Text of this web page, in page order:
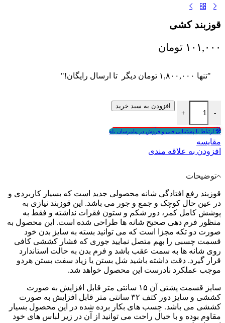
قوزبند کشی
۱۰۱,۰۰۰ تومان
"تنها ۱,۸۰۰,۰۰۰ تومان دیگر تا ارسال رایگان!"
-
قوزبند کشی عدد
+
افزودن به سبد خرید
🎁انتخاب هدیه در سبد خرید بالای ۵۰۰,۰۰۰ تومان
🛠 ارتباط با پشتیبانی فنی و فروش در پیامرسان بله
مقايسه
افزودن به علاقه مندی
توضیحات
قوزبند رفع افتادگی شانه محصولی جدید است که بسیار کاربردی و
در عین حال کوچک و جمع و جور می باشد. این قوزبند نیازی به
پوشش کامل کمر، دور شکم و ستون فقرات نداشته و فقط به
منظور فرم دهی صحیح شانه ها طراحی شده است. این محصول به
صورت دو تکه مجزا است که می توانید بسته به سایز بدن خود
قسمت چسبی را بهم متصل نمایید جوری که فشار کششی کافی
روی شانه ها به سمت عقب باشد و فرم بدن به حالت استاندارد
قرار گیرد. دقت داشته باشید شل بستن یا زیاد سفت بستن هردو
موجب عملکرد نادرست این محصول خواهد شد.
سایز قسمت پشتی آن ۱۵ سانتی متر قابل افزایش به صورت
کششی و سایز دور کتف ۳۲ سانتی متر قابل افزایش به صورت
کششی می باشد. چسب های بکار برده شده در این محصول بسیار
مقاوم بوده و با خیال راحت می توانید از آن در زیر لباس های خود